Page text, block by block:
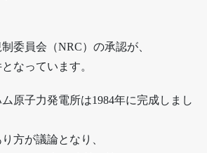
委員会（NRC）の承認が、
なっています。
原子力発電所は1984年に完成しまし
方が議論となり、